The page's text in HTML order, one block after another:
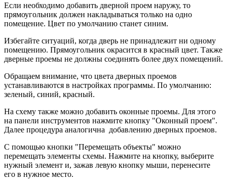
Если необходимо добавить дверной проем наружу, то
прямоугольник должен накладываться только на одно
помещение. Цвет по умолчанию станет синим.
Избегайте ситуаций, когда дверь не принадлежит ни одному
помещению. Прямоугольник окрасится в красный цвет. Также
дверные проемы не должны соединять более двух помещений.
Обращаем внимание, что цвета дверных проемов
устанавливаются в настройках программы. По умолчанию:
зеленый, синий, красный.
На схему также можно добавить оконные проемы. Для этого
на панели инструментов нажмите кнопку "Оконный проем".
Далее процедура аналогична добавлению дверных проемов.
С помощью кнопки "Перемещать объекты" можно
перемещать элементы схемы. Нажмите на кнопку, выберите
нужный элемент и, зажав левую кнопку мыши, перенесите
его в нужное место.